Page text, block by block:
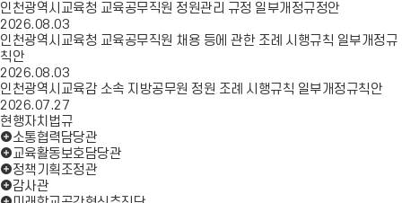
인천광역시교육청 교육공무직원 정원관리 규정 일부개정규정안
2026.08.03
인천광역시교육청 교육공무직원 채용 등에 관한 조례 시행규칙 일부개정규
칙안
2026.08.03
인천광역시교육감 소속 지방공무원 정원 조례 시행규칙 일부개정규칙안
2026.07.27
현행자치법규
소통협력담당관
교육활동보호담당관
정책기획조정관
감사관